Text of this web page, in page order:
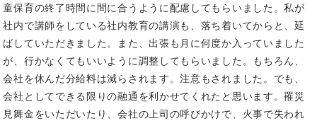
童保育の終了時間に間に合うように配慮してもらいました。私が
社内で講師をしている社内教育の講演も、落ち着いてからと、延
ばしていただきました。また、出張も月に何度か入っていました
が、行かなくてもいいように調整してもらいました。もちろん、
会社を休んだ分給料は減らされます。注意もされました。でも、
会社としてできる限りの融通を利かせてくれたと思います。罹災
見舞金をいただいたり、会社の上司の呼びかけで、火事で失われ